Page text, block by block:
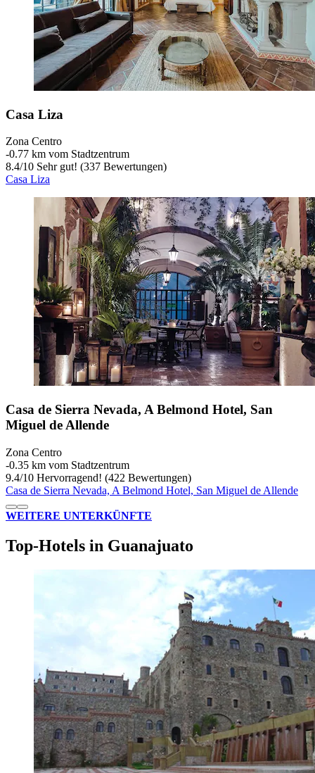
Casa Liza
Zona Centro
‐0.77 km vom Stadtzentrum
8.4/10 Sehr gut! (337 Bewertungen)
Casa Liza
Casa de Sierra Nevada, A Belmond Hotel, San
Miguel de Allende
Zona Centro
‐0.35 km vom Stadtzentrum
9.4/10 Hervorragend! (422 Bewertungen)
Casa de Sierra Nevada, A Belmond Hotel, San Miguel de Allende
WEITERE UNTERKÜNFTE
Top-Hotels in Guanajuato